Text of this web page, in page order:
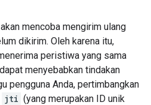
mencoba mengirim ulang
dikirim. Oleh karena itu,
peristiwa yang sama
menyebabkan tindakan
pengguna Anda, pertimbangkan
jti (yang merupakan ID unik